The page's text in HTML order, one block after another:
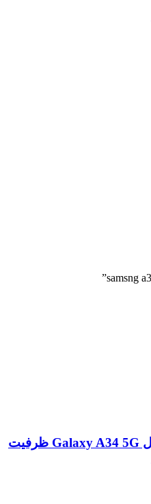
گوشی موبایل سامسونگ مدل Galaxy A34 5G ظرفیت